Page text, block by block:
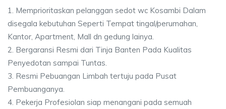
1. Memprioritaskan pelanggan sedot wc Kosambi Dalam
disegala kebutuhan Seperti Tempat tingal/perumahan,
Kantor, Apartment, Mall dn gedung lainya.
2. Bergaransi Resmi dari Tinja Banten Pada Kualitas
Penyedotan sampai Tuntas.
3. Resmi Pebuangan Limbah tertuju pada Pusat
Pembuanganya.
4. Pekerja Profesiolan siap menangani pada semuah